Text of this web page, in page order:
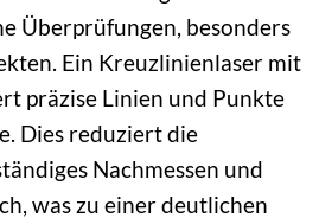
Überprüfungen, besonders
Ein Kreuzlinienlaser mit
präzise Linien und Punkte
Dies reduziert die
Nachmessen und
was zu einer deutlichen